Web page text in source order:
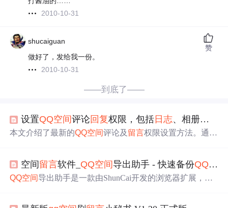
2010-10-31
shucaiguan
做好了，发给我一份。
2010-10-31
赞
——到底了——
设置QQ空间评论 回复权限，包括 日志、相册、说说、
本文介绍了最新的QQ空间评论及 留言权限设置方法。通过
空间留言软件_ QQ空间导出助手 - 快速备份QQ空间
QQ空间导出助手是一款由ShunCai开发的浏览器扩展，用